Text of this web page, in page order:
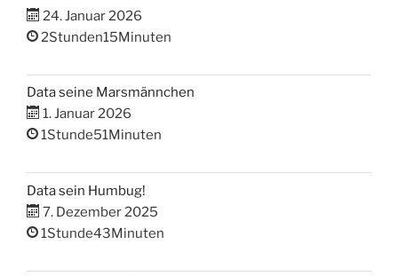
24. Januar 2026
2Stunden15Minuten
Data seine Marsmännchen
1. Januar 2026
1Stunde51Minuten
Data sein Humbug!
7. Dezember 2025
1Stunde43Minuten